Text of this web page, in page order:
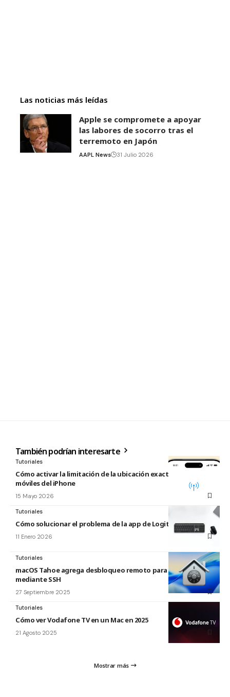
Las noticias más leídas
Apple se compromete a apoyar
las labores de socorro tras el
terremoto en Japón
AAPL News 31 Julio 2026
También podrían interesarte
Tutoriales
Cómo activar la limitación de la ubicación exacta para redes
móviles del iPhone
15 Mayo 2026
Tutoriales
Cómo solucionar el problema de la app de Logitech para Mac
11 Enero 2026
Tutoriales
macOS Tahoe agrega desbloqueo remoto para FileVault
mediante SSH
27 Septiembre 2025
Tutoriales
Cómo ver Vodafone TV en un Mac en 2025
21 Agosto 2025
Mostrar más